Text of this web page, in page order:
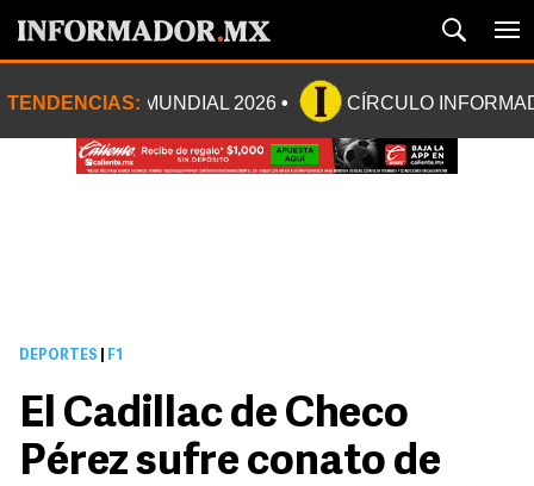
TENDENCIAS: MUNDIAL 2026 CÍRCULO
DEPORTES F1
El Cadillac de Checo
Pérez sufre conato de